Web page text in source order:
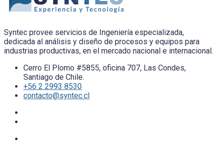
Syntec provee servicios de Ingeniería especializada,
dedicada al análisis y diseño de procesos y equipos para
industrias productivas, en el mercado nacional e internacional.
Cerro El Plomo #5855, oficina 707, Las Condes,
Santiago de Chile.
+56 2 2993 8530
contacto@syntec.cl